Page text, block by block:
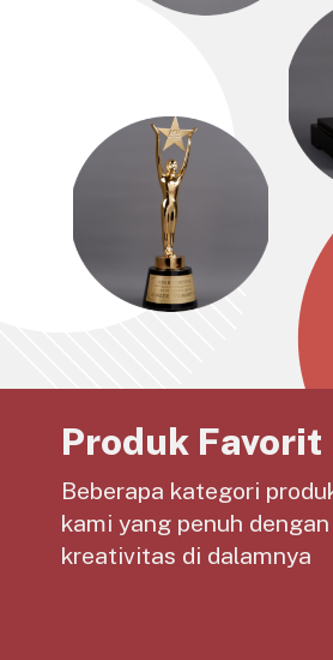
Produk Favorit
Beberapa kategori
kami yang penuh
kreativitas di dalamnya